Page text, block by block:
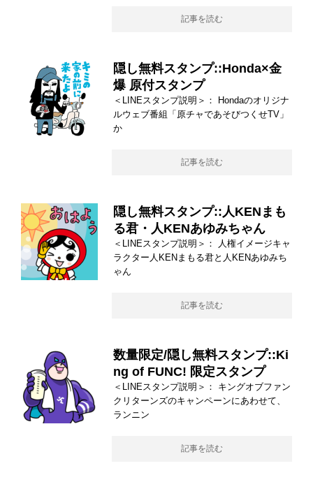
記事を読む
隠し無料スタンプ::Honda×金
爆 原付スタンプ
＜LINEスタンプ説明＞： Hondaのオリジナ
ルウェブ番組「原チャであそびつくせTV」
か
記事を読む
隠し無料スタンプ::人KENまも
る君・人KENあゆみちゃん
＜LINEスタンプ説明＞： 人権イメージキャ
ラクター人KENまもる君と人KENあゆみち
ゃん
記事を読む
数量限定/隠し無料スタンプ::Ki
ng of FUNC! 限定スタンプ
＜LINEスタンプ説明＞： キングオブファン
クリターンズのキャンペーンにあわせて、
ランニン
記事を読む